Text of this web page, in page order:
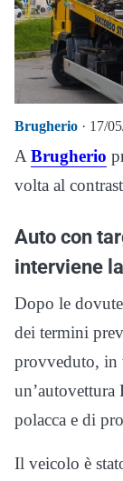
Brugherio · 17/
A Brugherio
volta al
Auto con
interviene
Dopo le dovute
dei termini
provveduto, in
polacca e di
Il veicolo è